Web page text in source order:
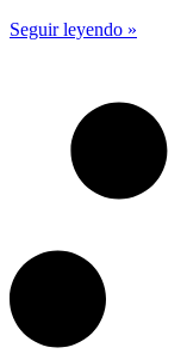
Seguir leyendo »